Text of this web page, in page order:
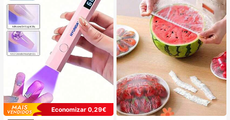
Economizar 0,29€